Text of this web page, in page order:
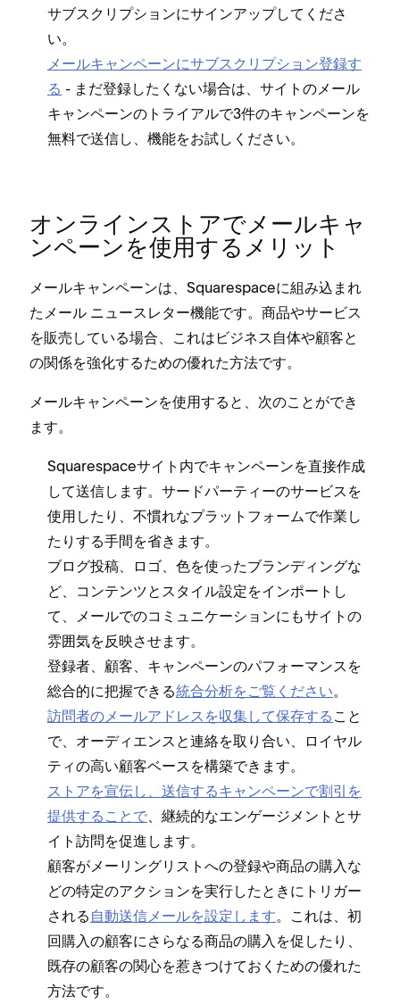
サブスクリプシ⁠ョンにサインア⁠ップしてくださ
い⁠。
メ⁠ールキ⁠ャンペ⁠ーンにサブスクリプシ⁠ョン登録す
る - まだ登録したくない場合は⁠、サイトのメ⁠ール
キ⁠ャンペ⁠ーンのトライアルで3件のキ⁠ャンペ⁠ーンを
無料で送信し⁠、機能をお試しください⁠。
オンラインストアでメ⁠ールキ⁠ャ
ンペ⁠ーンを使用するメリ⁠ット
メ⁠ールキ⁠ャンペ⁠ーンは⁠、Squarespaceに組み込まれ
たメ⁠ール ニ⁠ュ⁠ースレタ⁠ー機能です⁠。商品やサ⁠ービス
を販売している場合⁠、これはビジネス自体や顧客と
の関係を強化するための優れた方法です⁠。
メ⁠ールキ⁠ャンペ⁠ーンを使用すると⁠、次のことができ
ます⁠。
Squarespaceサイト内でキ⁠ャンペ⁠ーンを直接作成
して送信します⁠。サ⁠ードパ⁠ーテ⁠ィ⁠ーのサ⁠ービスを
使用したり⁠、不慣れなプラ⁠ットフ⁠ォ⁠ームで作業し
たりする手間を省きます⁠。
ブログ投稿⁠、ロゴ⁠、色を使⁠ったブランデ⁠ィングな
ど⁠、コンテンツとスタイル設定をインポ⁠ートし
て⁠、メ⁠ールでのコミ⁠ュニケ⁠ーシ⁠ョンにもサイトの
雰囲気を反映させます⁠。
登録者⁠、顧客⁠、キ⁠ャンペ⁠ーンのパフ⁠ォ⁠ーマンスを
総合的に把握できる統合分析をご覧ください⁠。
訪問者のメ⁠ールアドレスを収集して保存する こと
で⁠、オ⁠ーデ⁠ィエンスと連絡を取り合い⁠、ロイヤル
テ⁠ィの高い顧客ベ⁠ースを構築できます⁠。
ストアを宣伝し⁠、送信するキ⁠ャンペ⁠ーンで割引を
提供することで⁠、継続的なエンゲ⁠ージメントとサ
イト訪問を促進します⁠。
顧客がメ⁠ーリングリストへの登録や商品の購入な
どの特定のアクシ⁠ョンを実行したときにトリガ⁠ー
される 自動送信メ⁠ールを設定します⁠。これは⁠、初
回購入の顧客にさらなる商品の購入を促したり⁠、
既存の顧客の関心を惹きつけておくための優れた
方法です⁠。